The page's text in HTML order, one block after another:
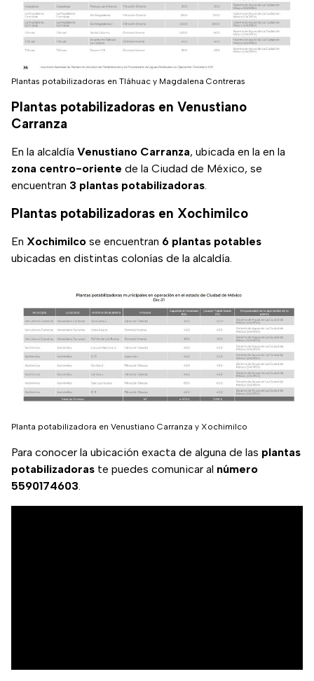
Plantas potabilizadoras en Tláhuac y Magdalena Contreras
Plantas potabilizadoras en Venustiano
Carranza
En la alcaldía Venustiano Carranza, ubicada en la en la
zona centro-oriente de la Ciudad de México, se
encuentran 3 plantas potabilizadoras.
Plantas potabilizadoras en Xochimilco
En Xochimilco se encuentran 6 plantas potables
ubicadas en distintas colonías de la alcaldía.
Planta potabilizadora en Venustiano Carranza y Xochimilco
Para conocer la ubicación exacta de alguna de las plantas
potabilizadoras te puedes comunicar al número
5590174603